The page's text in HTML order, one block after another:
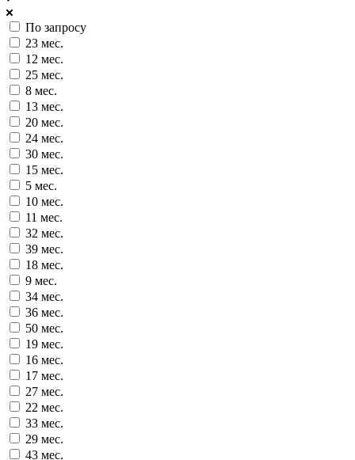
По запросу
23 мес.
12 мес.
25 мес.
8 мес.
13 мес.
20 мес.
24 мес.
30 мес.
15 мес.
5 мес.
10 мес.
11 мес.
32 мес.
39 мес.
18 мес.
9 мес.
34 мес.
36 мес.
50 мес.
19 мес.
16 мес.
17 мес.
27 мес.
22 мес.
33 мес.
29 мес.
43 мес.